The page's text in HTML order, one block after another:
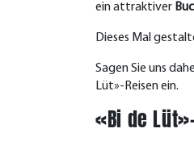
ein attraktiver
Dieses Mal
Sagen Sie uns
Lüt»-Reisen ein.
«Bi de